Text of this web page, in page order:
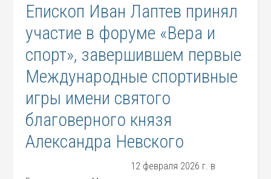
Епископ Иван Лаптев принял
участие в форуме «Вера и
спорт», завершившем первые
Международные спортивные
игры имени святого
благоверного князя
Александра Невского
12 февраля 2026 г. в